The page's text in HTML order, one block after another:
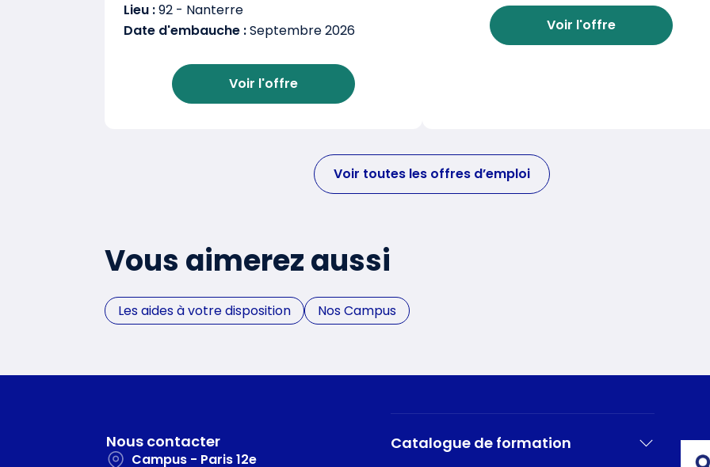
Lieu :92 - Nanterre
Date d'embauche :Septembre 2026
Voir l'offre
Voir l'offre
Voir toutes les offres d’emploi
Vous aimerez aussi
Les aides à votre disposition Nos Campus
Nous contacter
Campus - Paris 12e
Catalogue de formation